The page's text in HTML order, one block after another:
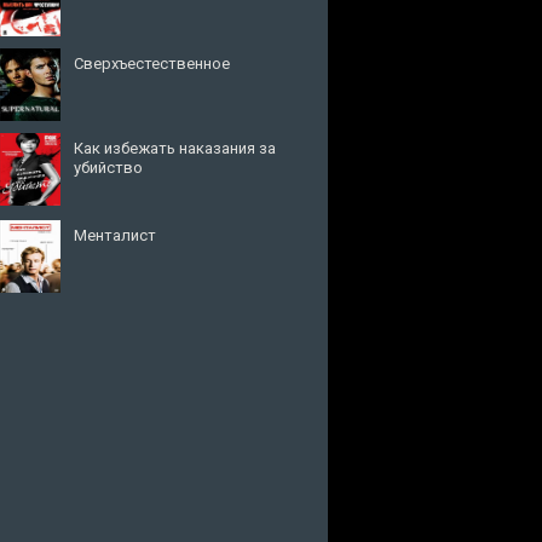
Сверхъестественное
Как избежать наказания за
убийство
Менталист